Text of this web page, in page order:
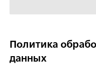
Политика
данных